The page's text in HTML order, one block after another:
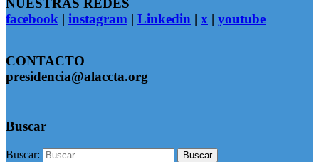
NUESTRAS REDES
facebook | instagram | Linkedin | x | youtube
CONTACTO
presidencia@alaccta.org
Buscar
Buscar: